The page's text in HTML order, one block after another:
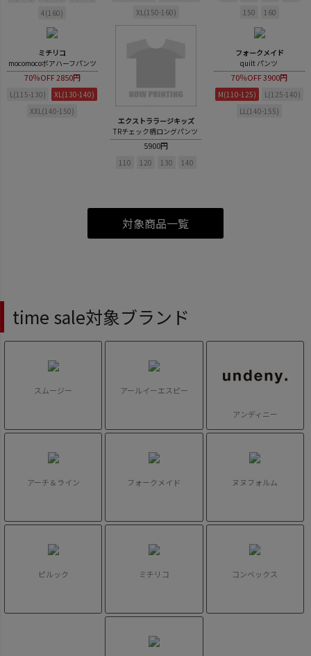
4(160)
XL(150-160)
150
160
ミチリコ
mocomocoボアハーフパンツ
70％OFF2850円
L(115-130)
XL(130-140)
XXL(140-150)
エクストララージキッズ
TRチェック柄ロングパンツ
5900円
110 120 130 140
フォークメイド
quilt パンツ
70％OFF3900円
M(110-125)
L(125-140)
LL(140-155)
対象商品一覧
time sale対象ブランド
スムージー アールイーエスピー
アンディニー
アーチ＆ライン フォークメイド ヌヌフォルム
ピルック ミチリコ コンベックス